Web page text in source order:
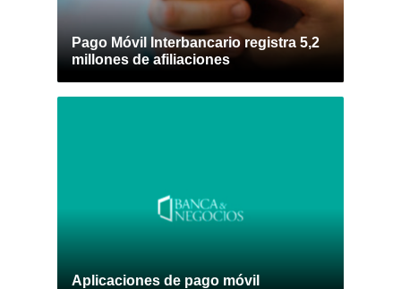
Pago Móvil Interbancario registra 5,2
millones de afiliaciones
Aplicaciones de pago móvil